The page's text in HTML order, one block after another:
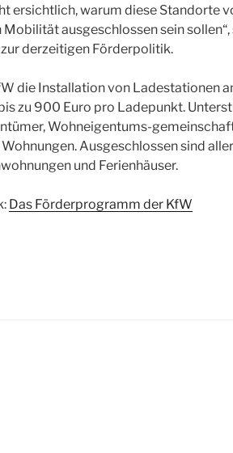
ersichtlich, warum diese Standorte
Mobilität ausgeschlossen sein
derzeitigen Förderpolitik.
die Installation von Ladestationen
zu 900 Euro pro Ladepunkt.
Wohneigentums-
Ausgeschlossen sind
und Ferienhäuser.
Das Förderprogramm der KfW